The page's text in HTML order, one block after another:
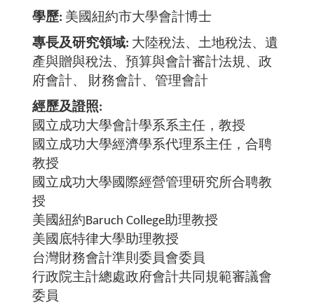
學歷 美國紐約市大學會計博士
專長及研究領域 大陸稅法、土地稅法、遺
產與贈與稅法、預算與會計審計法規、政
府會計、 財務會計、管理會計
經歷及證照
國立成功大學會計學系系主任，教授
國立成功大學經濟學系代理系主任，合聘
教授
國立成功大學國際經營管理研究所合聘教
授
美國紐約Baruch College助理教授
美國底特律大學助理教授
台灣財務會計準則委員會委員
行政院主計總處政府會計共同規範審議會
委員